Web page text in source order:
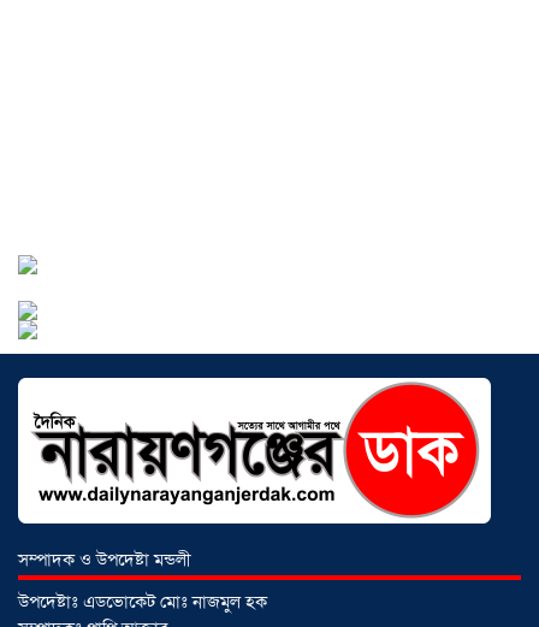
নেতৃত্বে বাঁধন-ইমন ০২ আগস্ট ২০২৬
আড়াইহাজারে বিএনপি-জামায়াতের মিছিলে
মুখোমুখি অবস্থান
০১ আগস্ট ২০২৬
সোনারগাঁয়ে দুটি হাসপাতালকে ভ্রাম্যমান
আদালতের ৩ লাখ টাকা জরিমানা
সম্পাদক ও উপদেষ্টা মন্ডলী
উপদেষ্টাঃ এডভোকেট মোঃ নাজমুল হক